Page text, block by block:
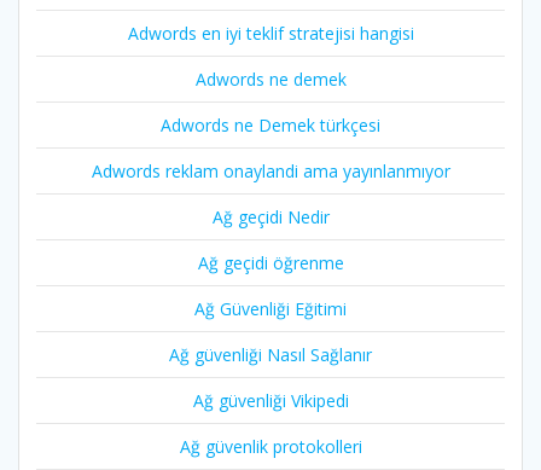
Adwords en iyi teklif stratejisi hangisi
Adwords ne demek
Adwords ne Demek türkçesi
Adwords reklam onaylandi ama yayınlanmıyor
Ağ geçidi Nedir
Ağ geçidi öğrenme
Ağ Güvenliği Eğitimi
Ağ güvenliği Nasıl Sağlanır
Ağ güvenliği Vikipedi
Ağ güvenlik protokolleri